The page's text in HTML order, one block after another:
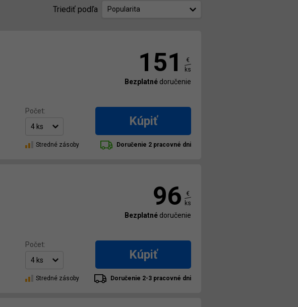
Triediť podľa Popularita
151
€
ks
Bezplatné doručenie
Počet:
Kúpiť
Stredné zásoby Doručenie 2 pracovné dni
96
€
ks
Bezplatné doručenie
Počet:
Kúpiť
Stredné zásoby Doručenie 2-3 pracovné dni